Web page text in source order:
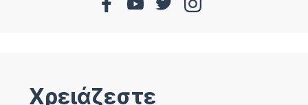
Χρειάζεστε